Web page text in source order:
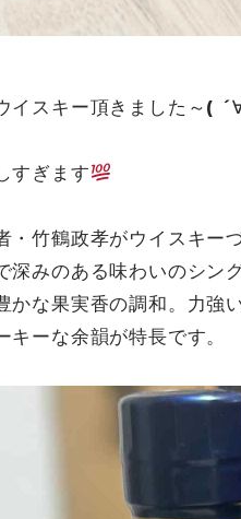
イスキー頂きました～(
すぎます
・竹鶴政孝がウイスキー
深みのある味わいのシン
かな果実香の調和。力強
キーな余韻が特長です。